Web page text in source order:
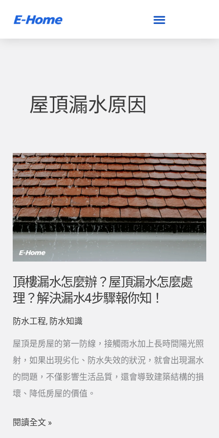
主
屋頂漏水原因
頂樓漏水怎麼辦？屋頂漏水怎麼處
理？解決漏水4步驟報你知！
防水工程, 防水知識
屋頂是房屋的第一防線，接觸雨水加上長時間陽光照
射，如果出現劣化、防水失效的狀況，就會出現漏水
的問題，不僅影響生活品質，還會導致建築結構的損
壞、降低房屋的價值。
頂
樓
漏
水
怎
辦？
屋
頂
水
怎
麼
處
理？
決
閱讀全文 »